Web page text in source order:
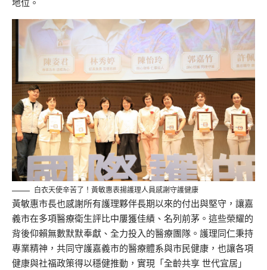
地位。
白衣天使辛苦了！黃敏惠表揚護理人員感謝守護健康
黃敏惠市長也感謝所有護理夥伴長期以來的付出與堅守，讓嘉
義市在多項醫療衛生評比中屢獲佳績、名列前茅。這些榮耀的
背後仰賴無數默默奉獻、全力投入的醫療團隊 。護理同仁秉持
專業精神，共同守護嘉義市的醫療體系與市民健康，也讓各項
健康與社福政策得以穩健推動，實現「 全齡共享 世代宜居」